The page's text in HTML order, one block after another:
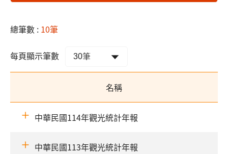
總筆數 : 10筆
每頁顯示筆數
名稱
中華民國114年觀光統計年報
中華民國113年觀光統計年報